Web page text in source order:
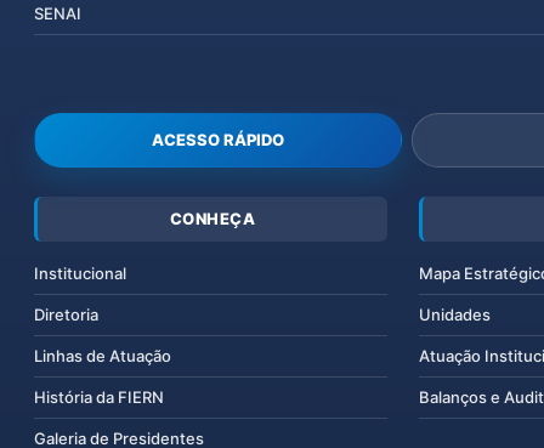
SENAI
ACESSO RÁPIDO
CONHEÇA
Institucional
Diretoria
Linhas de Atuação
História da FIERN
Galeria de Presidentes
Mapa
Unidades
Atuação
Balanços e